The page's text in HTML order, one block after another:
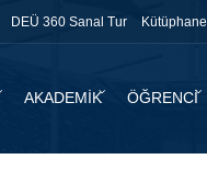
DEÜ 360 Sanal Tur Kütüphane
AKADEMİK ÖĞRENCİ